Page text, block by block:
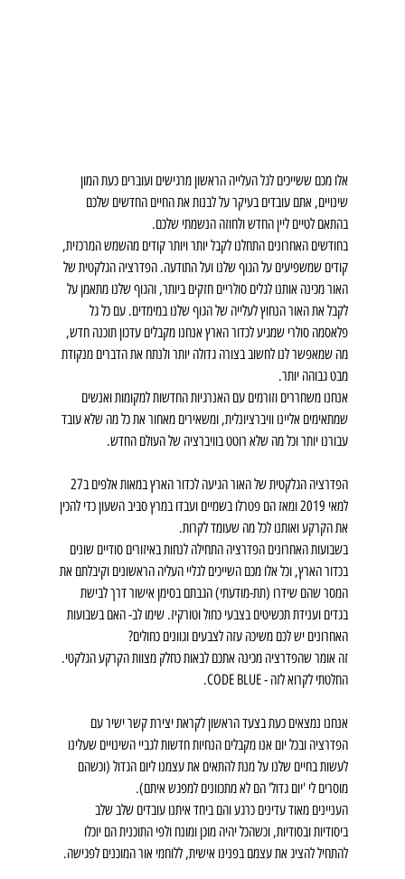
אלו מכם ששייכים לגל העלייה הראשון מרגישים ועוברים כעת המון
שינויים, אתם עובדים בעיקר על לבנות את החיים החדשים שלכם
בהתאם לטיים ליין החדש ולחוזה הנשמתי שלכם.
בחודשים האחרונים התחלנו לקבל יותר ויותר קודים מהשמש המרכזית,
קודים שמשפיעים על הגוף שלנו ועל התודעה. הפדרציה הגלקטית של
האור מכינה אותנו לגלים סולריים חזקים ביותר, והגוף שלנו מתאמן על
לקבל את האור הנחוץ לעלייה של הגוף שלנו במימדים. עם כל גל
פלאסמה סולרי שמגיע לכדור הארץ אנחנו מקבלים עדכון תוכנה חדש,
מה שמאפשר לנו לחשוב בצורה גדולה יותר ולנתח את הדברים מנקודת
מבט גבוהה יותר.
אנחנו משחררים וזורמים עם האנרגיות החדשות למקומות ואנשים
שמתאימים אליינו וויברציונלית, ומשאירים מאחור את כל מה שלא עובד
עבורנו יותר וכל מה שלא רוטט בוויברציה של העולם החדש.
הפדרציה הגלקטית של האור הגיעה לכדור הארץ במאות אלפים ב27
למאי 2019 ומאז הם פטרלו בשמיים ועבדו במרץ סביב השעון כדי להכין
את הקרקע ואותנו לכל מה שעומד לקרות.
בשבועות האחרונים הפדרציה התחילה לנחות באיזורים סודיים שונים
בכדור הארץ, וכל אלו מכם השייכים לגליי העליה הראשונים וקיבלתם את
המסר שהם שידרו (תת-מודעתי) הגבתם בסימן אישור דרך לבישת
בגדים וענידת תכשיטים בצבעי כחול וטורקיז. שימו לב- האם בשבועות
האחרונים יש לכם משיכה עזה לצבעים וגוונים כחולים?
זה אומר שהפדרציה מכינה אתכם לבאות כחלק מצוות הקרקע הגלקטי.
החלטתי לקרוא לזה - CODE BLUE.
אנחנו נמצאים כעת בצעד הראשון לקראת יצירת קשר ישיר עם
הפדרציה ובכל יום אנו מקבלים הנחיות חדשות לגביי השינויים שעלינו
לעשות בחיים שלנו על מנת להתאים את עצמנו ליום הגדול (וכשהם
מוסרים לי 'יום גדול' הם לא מתכוונים למפגש איתם).
העניינים מאוד עדינים כרגע והם ביחד איתנו עובדים שלב שלב
ביסודיות ובסודיות, וכשהכל יהיה מוכן ומונח ולפי התוכנית הם יוכלו
להתחיל להציג את עצמם בפנינו אישית, ללוחמי אור המוכנים לפגישה.